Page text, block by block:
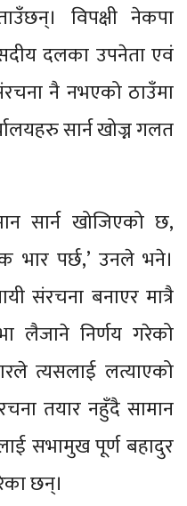
विपक्षी नेकपा
दलका उपनेता एवं
नै नभएको ठाउँमा
सार्न खोज्न गलत
सार्न खोजिएको छ,
भार पर्छ,’ उनले भने।
संरचना बनाएर मात्रै
लैजाने निर्णय गरेको
त्यसलाई लत्याएको
तयार नहुँदै सामान
सभामुख पूर्ण बहादुर
छन्।